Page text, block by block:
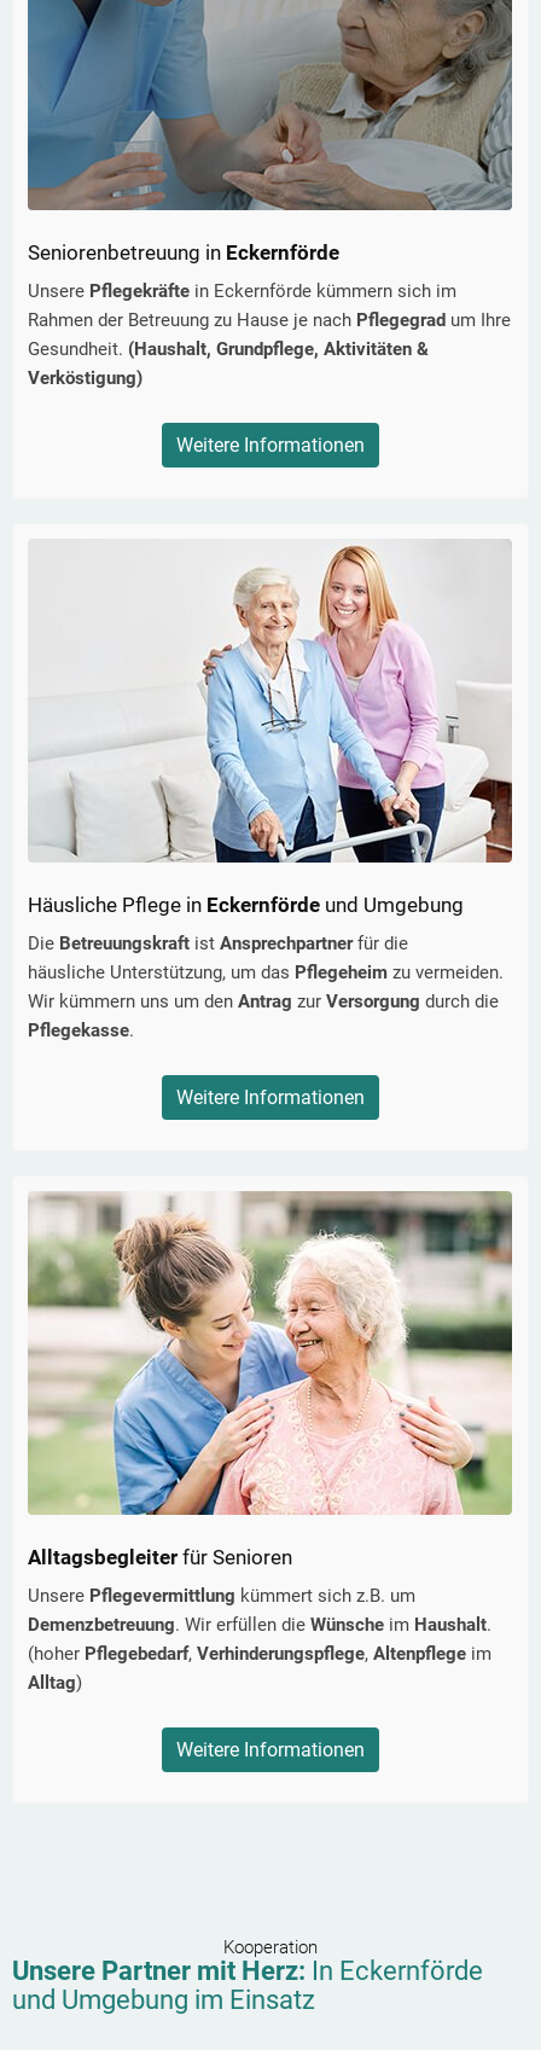
Seniorenbetreuung in Eckernförde
Unsere Pflegekräfte in Eckernförde kümmern sich im
Rahmen der Betreuung zu Hause je nach Pflegegrad um Ihre
Gesundheit. (Haushalt, Grundpflege, Aktivitäten &
Verköstigung)
Weitere Informationen
Häusliche Pflege in Eckernförde und Umgebung
Die Betreuungskraft ist Ansprechpartnerfür die
häusliche Unterstützung, um das Pflegeheim zu vermeiden.
Wir kümmern uns um den Antrag zur Versorgung durch die
Pflegekasse.
Weitere Informationen
Alltagsbegleiter für Senioren
Unsere Pflegevermittlung kümmert sich z.B. um
Demenzbetreuung. Wir erfüllen die Wünsche im Haushalt.
(hoher Pflegebedarf, Verhinderungspflege, Altenpflege im
Alltag)
Weitere Informationen
Kooperation
Unsere Partner mit Herz: In Eckernförde
und Umgebung im Einsatz